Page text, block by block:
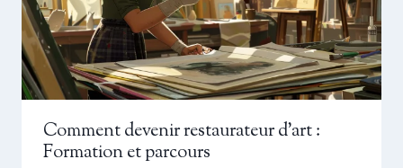
Comment devenir restaurateur d’art :
Formation et parcours